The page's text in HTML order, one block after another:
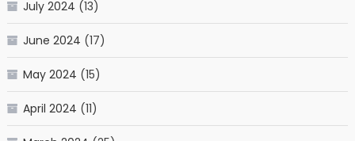
July 2024 (13)
June 2024 (17)
May 2024 (15)
April 2024 (11)